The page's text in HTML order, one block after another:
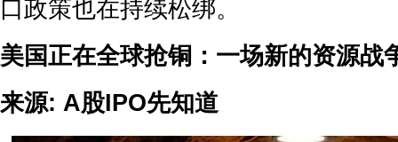
口政策也在持续松绑。
美国正在全球抢铜：一场新的资源战
来源: A股IPO先知道